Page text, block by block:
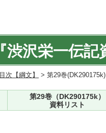
渋沢栄一伝記
次【綱文】 > 第29巻
第29巻（DK290175k）
資料リスト